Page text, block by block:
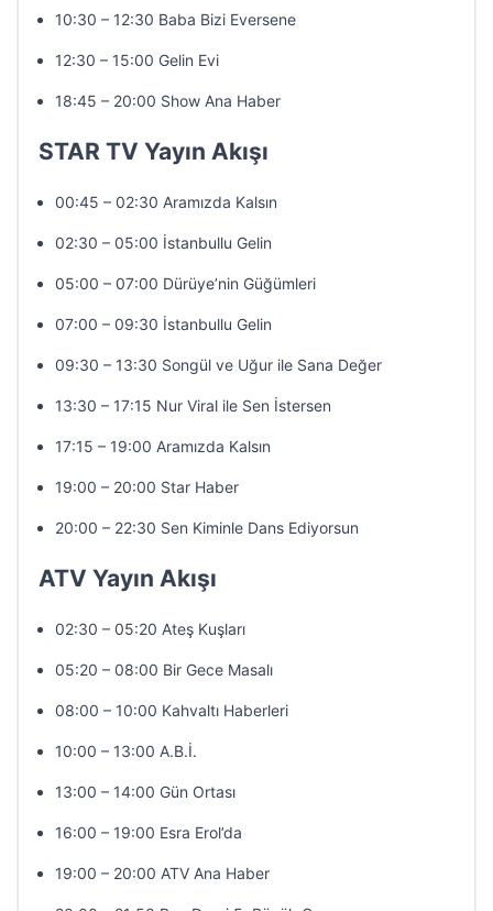
10:30 – 12:30 Baba Bizi Eversene
12:30 – 15:00 Gelin Evi
18:45 – 20:00 Show Ana Haber
STAR TV Yayın Akışı
00:45 – 02:30 Aramızda Kalsın
02:30 – 05:00 İstanbullu Gelin
05:00 – 07:00 Dürüye’nin Güğümleri
07:00 – 09:30 İstanbullu Gelin
09:30 – 13:30 Songül ve Uğur ile Sana Değer
13:30 – 17:15 Nur Viral ile Sen İstersen
17:15 – 19:00 Aramızda Kalsın
19:00 – 20:00 Star Haber
20:00 – 22:30 Sen Kiminle Dans Ediyorsun
ATV Yayın Akışı
02:30 – 05:20 Ateş Kuşları
05:20 – 08:00 Bir Gece Masalı
08:00 – 10:00 Kahvaltı Haberleri
10:00 – 13:00 A.B.İ.
13:00 – 14:00 Gün Ortası
16:00 – 19:00 Esra Erol’da
19:00 – 20:00 ATV Ana Haber